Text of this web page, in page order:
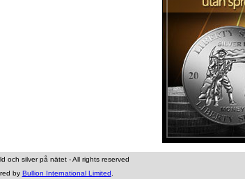
och silver på nätet - All rights reserved
by Bullion International Limited